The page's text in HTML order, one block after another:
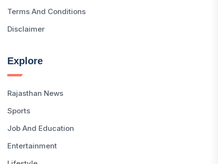
Terms And Conditions
Disclaimer
Explore
Rajasthan News
Sports
Job And Education
Entertainment